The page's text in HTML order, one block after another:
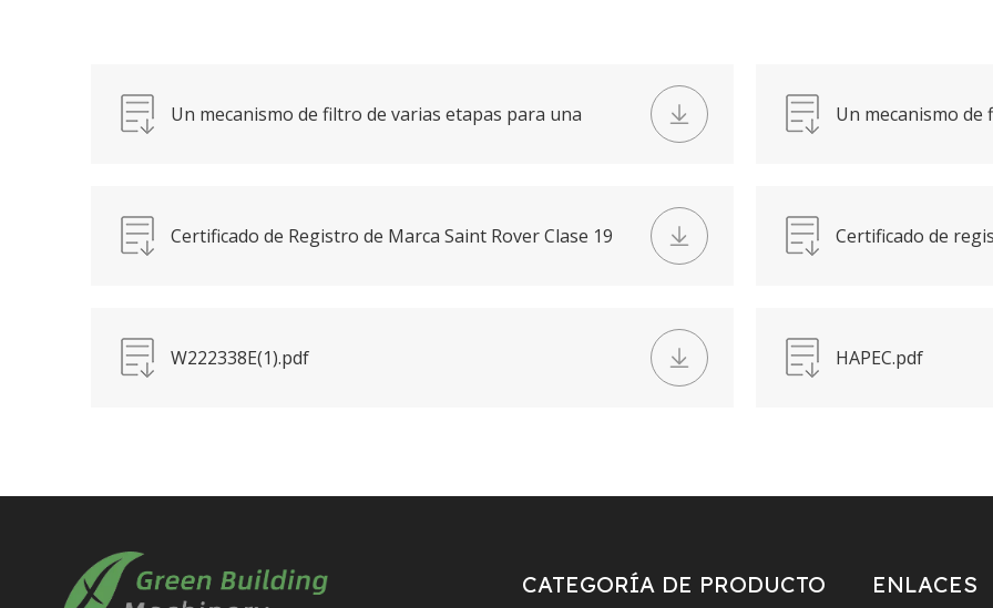
Un mecanismo de filtro de varias etapas para una
Un mecanismo
Certificado de Registro de Marca Saint Rover Clase 19
Certificado de
W222338E(1).pdf HAPEC.pdf
CATEGORÍA DE PRODUCTO ENLACES